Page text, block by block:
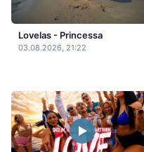
Lovelas - Princessa
03.08.2026, 21:22